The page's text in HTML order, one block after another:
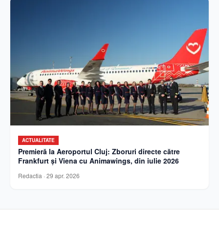
ACTUALITATE
Premieră la Aeroportul Cluj: Zboruri directe către
Frankfurt și Viena cu Animawings, din iulie 2026
Redactia · 29 apr. 2026